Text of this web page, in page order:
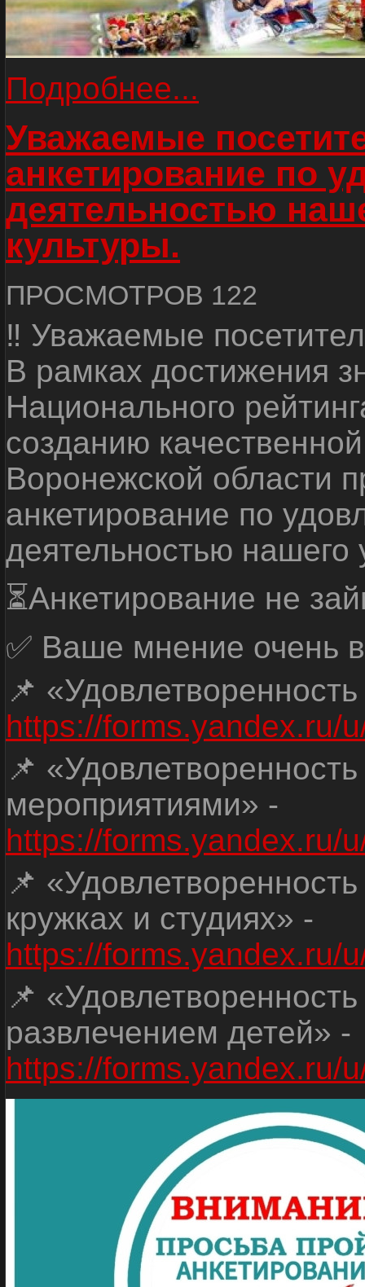
Подробнее...
Уважаемые
анкетирование по
деятельностью
культуры.
ПРОСМОТРОВ 122
‼ Уважаемые
В рамках достижения
Национального
созданию
Воронежской области
анкетирование по
деятельностью нашего
⏳Анкетирование не
✅ Ваше мнение очень
📌
https://forms.yandex.ru/
📌
мероприятиями» -
https://forms.yandex.ru/
📌
кружках и студиях» -
https://forms.yandex.ru/
📌
развлечением детей» -
https://forms.yandex.ru/